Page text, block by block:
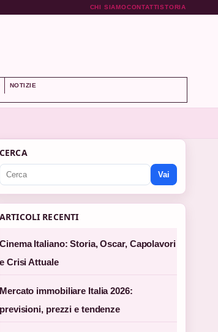
CHI SIAMOCONTATTISTORIA
NOTIZIE
CERCA
Vai
ARTICOLI RECENTI
Cinema Italiano: Storia, Oscar, Capolavori
e Crisi Attuale
Mercato immobiliare Italia 2026:
previsioni, prezzi e tendenze